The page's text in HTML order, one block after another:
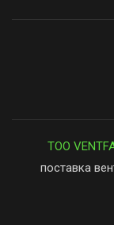
ТОО
поставка